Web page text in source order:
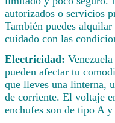
autorizados o servicios
También puedes
cuidado con las
Electricidad:
pueden afectar tu
que lleves una linterna,
de corriente. El voltaje
enchufes son de tipo A